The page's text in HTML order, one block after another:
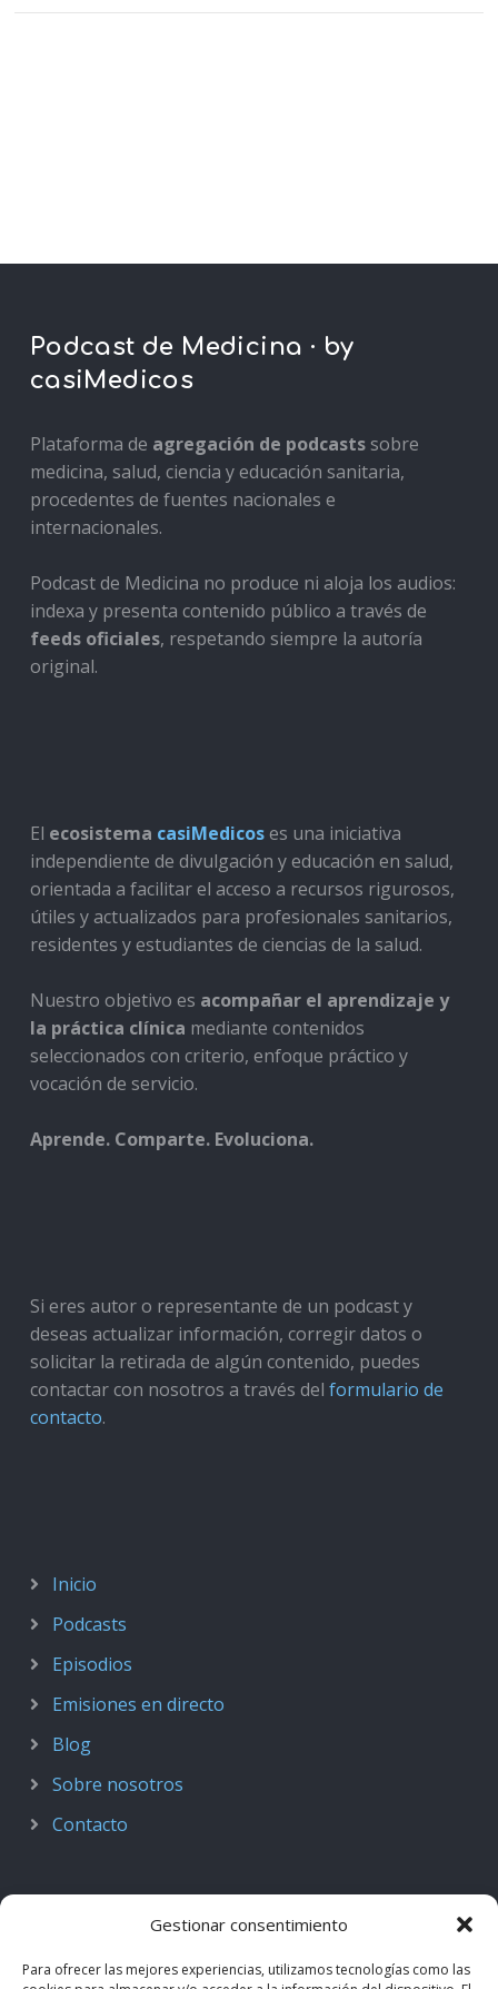
Gestionar consentimiento
Para ofrecer las mejores experiencias, utilizamos tecnologías como las
Podcast de Medicina · by
casiMedicos
Plataforma de agregación de podcastssobre
medicina, salud, ciencia y educación sanitaria,
procedentes de fuentes nacionales e
internacionales.
Podcast de Medicina no produce ni aloja los audios:
indexa y presenta contenido público a través de
feeds oficiales, respetando siempre la autoría
original.
El ecosistema casiMedicoses una iniciativa
independiente de divulgación y educación en salud,
orientada a facilitar el acceso a recursos rigurosos,
útiles y actualizados para profesionales sanitarios,
residentes y estudiantes de ciencias de la salud.
Nuestro objetivo es acompañar el aprendizaje y
la práctica clínica mediante contenidos
seleccionados con criterio, enfoque práctico y
vocación de servicio.
Aprende. Comparte. Evoluciona.
Si eres autor o representante de un podcast y
deseas actualizar información, corregir datos o
solicitar la retirada de algún contenido, puedes
contactar con nosotros a través del formulario de
contacto.
Inicio
Podcasts
Episodios
Emisiones en directo
Blog
Sobre nosotros
Contacto